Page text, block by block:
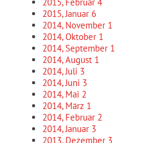
2015, Januar 6
2014, November 1
2014, Oktober 1
2014, September 1
2014, August 1
2014, Juli 3
2014, Juni 3
2014, Mai 2
2014, März 1
2014, Februar 2
2014, Januar 3
2013, Dezember 3